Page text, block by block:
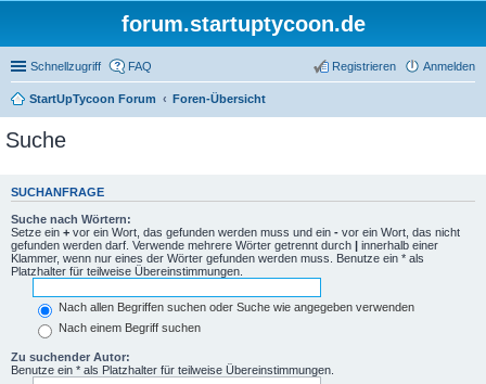
forum.startuptycoon.de
Schnellzugriff FAQ Anmelden
Registrieren
StartUpTycoon Forum Foren-Übersicht
Suche
SUCHANFRAGE
Suche nach Wörtern:
Setze ein + vor ein Wort, das gefunden werden muss und ein - vor ein Wort, das nicht
gefunden werden darf. Verwende mehrere Wörter getrennt durch | innerhalb einer
Klammer, wenn nur eines der Wörter gefunden werden muss. Benutze ein * als
Platzhalter für teilweise Übereinstimmungen.
Nach allen Begriffen suchen oder Suche wie angegeben verwenden
Nach einem Begriff suchen
Zu suchender Autor:
Benutze ein * als Platzhalter für teilweise Übereinstimmungen.